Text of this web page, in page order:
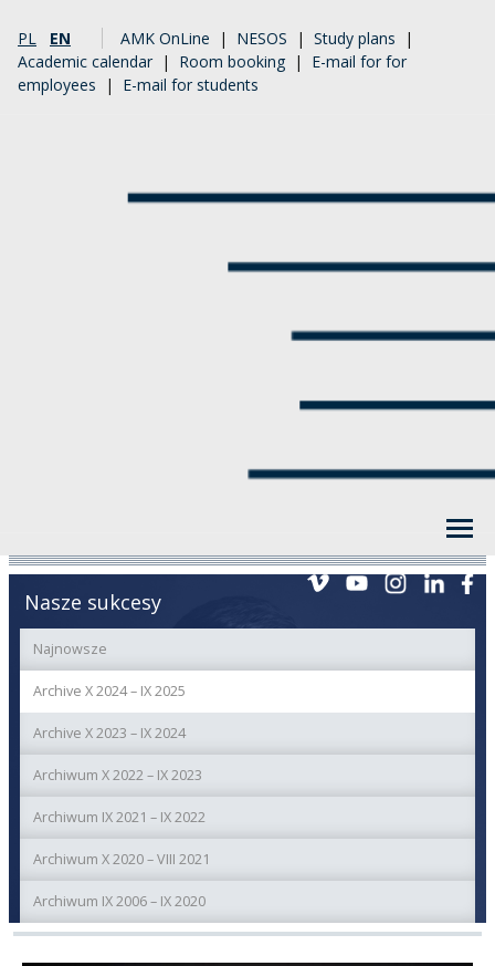
PL EN AMK OnLine | NESOS | Study plans |
Academic calendar | Room booking | E-mail for for
employees | E-mail for students
Nasze sukcesy
Najnowsze
Archive X 2024 – IX 2025
Archive X 2023 – IX 2024
Archiwum X 2022 – IX 2023
Archiwum IX 2021 – IX 2022
Archiwum X 2020 – VIII 2021
Archiwum IX 2006 – IX 2020